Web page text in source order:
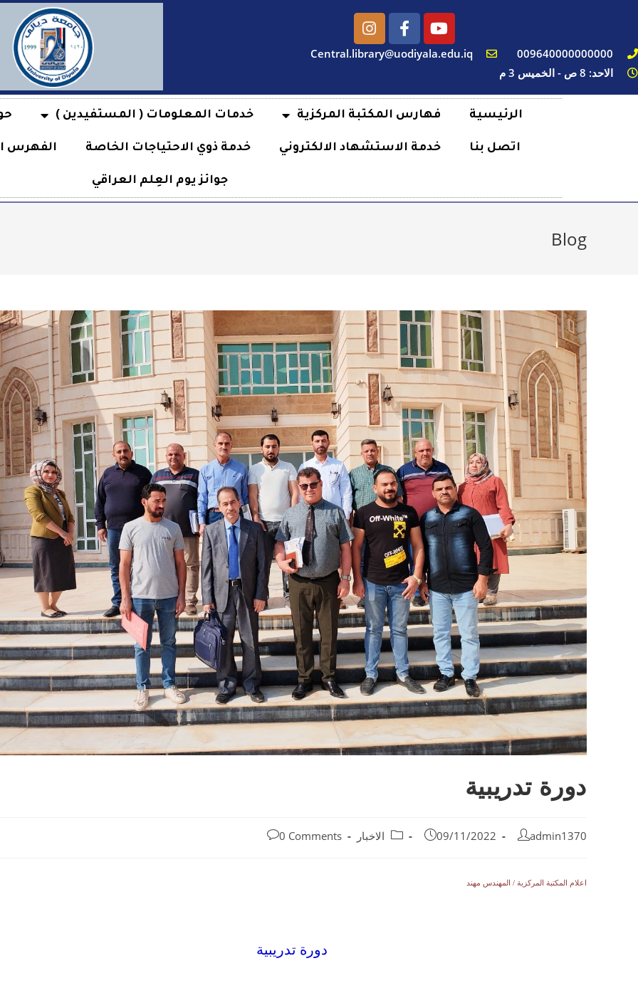
009640000000000
Central.library@uodiyala.edu.iq
الاحد: 8 ص - الخميس 3 م
الرئيسية فهارس المكتبة المركزية خدمات المعلومات ( المستفيدين )
اتصل بنا خدمة الاستشهاد الالكتروني خدمة ذوي الاحتياجات الخاصة الفهرس
جوائز يوم العِلم العراقي
Blog
دورة تدريبية
admin1370
09/11/2022 الاخبار 0 Comments
اعلام المكتبة المركزية / المهندس مهند
دورة تدريبية